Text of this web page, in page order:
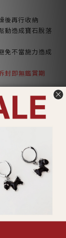
後再行收納
動造成寶石脫落
免不當施力造成
封即無鑑賞期